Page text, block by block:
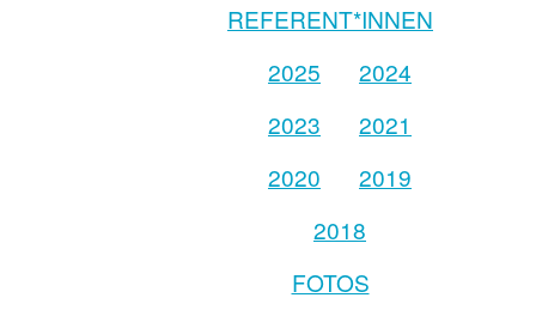
REFERENT*INNEN
2025
2024
2023
2021
2020
2019
2018
FOTOS